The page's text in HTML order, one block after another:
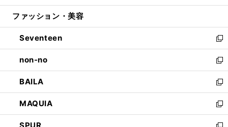
開
ウ
開
く
ン
ウ
で
開
く
ウ
ン
ド
ウ
で
開
く
ファッション・美容
Seventeen
新
し
い
ウ
ィ
ン
ド
ウ
non-no
新
し
い
ウ
ィ
ン
BAILA
新
し
い
ウ
MAQUIA
新
し